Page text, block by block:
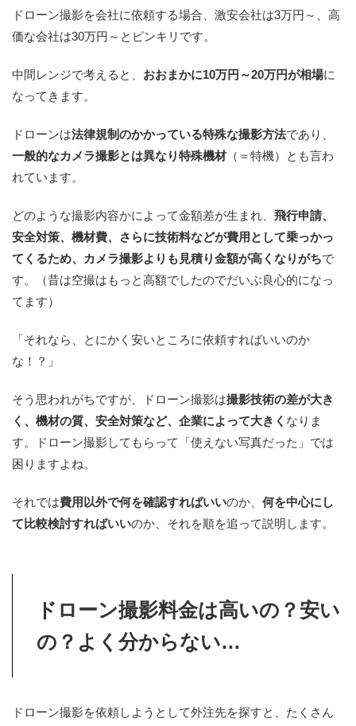
ドローン撮影を会社に依頼する場合、激安会社は3万円～、高
価な会社は30万円～とピンキリです。
中間レンジで考えると、 おおまかに10万円～20万円が相場に
なってきます。
ドローンは法律規制のかかっている特殊な撮影方法であり、
一般的なカメラ撮影とは異なり特殊機材（＝特機）とも言わ
れています。
どのような撮影内容かによって金額差が生まれ、 飛行申請、
安全対策、機材費、さらに技術料などが費用として乗っかっ
てくるため、カメラ撮影よりも見積り金額が高くなりがちで
す。（昔は空撮はもっと高額でしたのでだいぶ良心的になっ
てます）
「それなら、とにかく安いところに依頼すればいいのか
な！？」
そう思われがちですが、ドローン撮影は撮影技術の差が大き
く、機材の質、安全対策など、企業によって大きく なりま
す。ドローン撮影してもらって「使えない写真だった」では
困りますよね。
それでは費用以外で何を確認すればいいのか、 何を中心にし
て比較検討すればいいのか、それを順を追って説明します。
ドローン撮影料金は高いの？安い
の？よく分からない…
ドローン撮影を依頼しようとして外注先を探すと、たくさん